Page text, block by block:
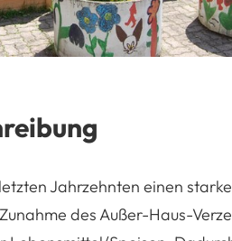
Jahrzehnten einen
des Außer-Haus-